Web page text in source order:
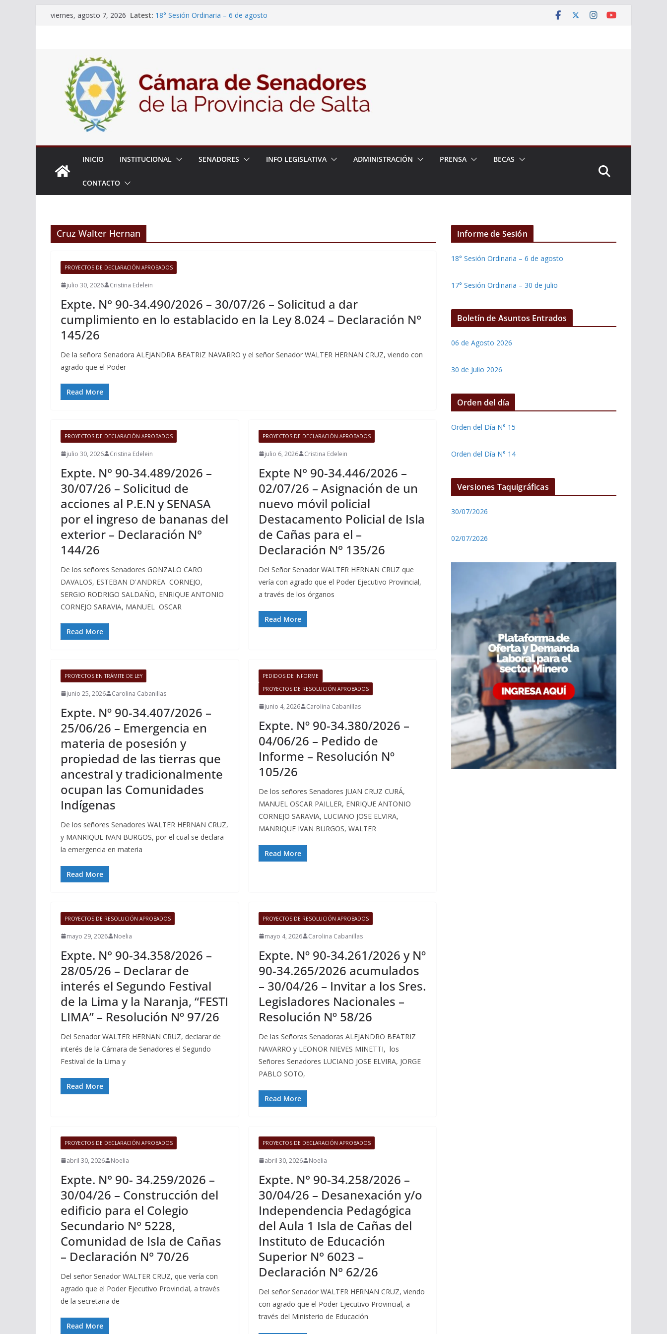
Skipviernes, agosto 7, 2026 Latest: 18° Sesión Ordinaria – 6 de agosto
Expte. Nº 90-34.516/2026 – 06/08/26 – Créase el Ente Salteño
de Protección y Control Vegetal
INICIO INSTITUCIONAL SENADORES INFO LEGISLATIVA ADMINISTRACIÓN PRENSA BECAS
CONTACTO
Cruz Walter Hernan
PROYECTOS DE DECLARACIÓN APROBADOS
julio 30, 2026 Cristina Edelein
Expte. N° 90-34.490/2026 – 30/07/26 – Solicitud a dar
cumplimiento en lo establacido en la Ley 8.024 – Declaración N°
145/26
De la señora Senadora ALEJANDRA BEATRIZ NAVARRO y el señor Senador WALTER HERNAN CRUZ, viendo con
agrado que el Poder
Read More
PROYECTOS DE DECLARACIÓN APROBADOS
julio 30, 2026 Cristina Edelein
Expte. N° 90-34.489/2026 –
30/07/26 – Solicitud de
acciones al P.E.N y SENASA
por el ingreso de bananas del
exterior – Declaración N°
144/26
De los señores Senadores GONZALO CARO
DAVALOS, ESTEBAN D ́ANDREA CORNEJO,
SERGIO RODRIGO SALDAÑO, ENRIQUE ANTONIO
CORNEJO SARAVIA, MANUEL OSCAR
Read More
PROYECTOS DE DECLARACIÓN APROBADOS
julio 6, 2026 Cristina Edelein
Expte N° 90-34.446/2026 –
02/07/26 – Asignación de un
nuevo móvil policial
Destacamento Policial de Isla
de Cañas para el –
Declaración N° 135/26
Del Señor Senador WALTER HERNAN CRUZ que
vería con agrado que el Poder Ejecutivo Provincial,
a través de los órganos
Read More
PROYECTOS EN TRÁMITE DE LEY
junio 25, 2026 Carolina Cabanillas
Expte. Nº 90-34.407/2026 –
25/06/26 – Emergencia en
materia de posesión y
propiedad de las tierras que
ancestral y tradicionalmente
ocupan las Comunidades
Indígenas
De los señores Senadores WALTER HERNAN CRUZ,
y MANRIQUE IVAN BURGOS, por el cual se declara
la emergencia en materia
Read More
PEDIDOS DE INFORME
PROYECTOS DE RESOLUCIÓN APROBADOS
junio 4, 2026 Carolina Cabanillas
Expte. Nº 90-34.380/2026 –
04/06/26 – Pedido de
Informe – Resolución Nº
105/26
De los señores Senadores JUAN CRUZ CURÁ,
MANUEL OSCAR PAILLER, ENRIQUE ANTONIO
CORNEJO SARAVIA, LUCIANO JOSE ELVIRA,
MANRIQUE IVAN BURGOS, WALTER
Read More
PROYECTOS DE RESOLUCIÓN APROBADOS
mayo 29, 2026 Noelia
Expte. N° 90-34.358/2026 –
28/05/26 – Declarar de
interés el Segundo Festival
de la Lima y la Naranja, “FESTI
LIMA” – Resolución Nº 97/26
Del Senador WALTER HERNAN CRUZ, declarar de
interés de la Cámara de Senadores el Segundo
Festival de la Lima y
Read More
PROYECTOS DE RESOLUCIÓN APROBADOS
mayo 4, 2026 Carolina Cabanillas
Expte. Nº 90-34.261/2026 y Nº
90-34.265/2026 acumulados
– 30/04/26 – Invitar a los Sres.
Legisladores Nacionales –
Resolución Nº 58/26
De las Señoras Senadoras ALEJANDRO BEATRIZ
NAVARRO y LEONOR NIEVES MINETTI, los
Señores Senadores LUCIANO JOSE ELVIRA, JORGE
PABLO SOTO,
Read More
PROYECTOS DE DECLARACIÓN APROBADOS
abril 30, 2026 Noelia
Expte. N° 90- 34.259/2026 –
30/04/26 – Construcción del
edificio para el Colegio
Secundario N° 5228,
Comunidad de Isla de Cañas
– Declaración N° 70/26
Del señor Senador WALTER CRUZ, que vería con
agrado que el Poder Ejecutivo Provincial, a través
de la secretaria de
Read More
PROYECTOS DE DECLARACIÓN APROBADOS
abril 30, 2026 Noelia
Expte. N° 90-34.258/2026 –
30/04/26 – Desanexación y/o
Independencia Pedagógica
del Aula 1 Isla de Cañas del
Instituto de Educación
Superior N° 6023 –
Declaración N° 62/26
Del señor Senador WALTER HERNAN CRUZ, viendo
con agrado que el Poder Ejecutivo Provincial, a
través del Ministerio de Educación
Informe de Sesión
18° Sesión Ordinaria – 6 de agosto
17° Sesión Ordinaria – 30 de julio
Boletín de Asuntos Entrados
06 de Agosto 2026
30 de Julio 2026
Orden del día
Orden del Día N° 15
Orden del Día N° 14
Versiones Taquigráficas
30/07/2026
02/07/2026